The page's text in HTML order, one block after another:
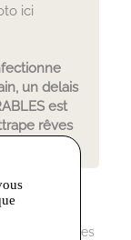
ici
un delais
est
rêves
81100 Castres